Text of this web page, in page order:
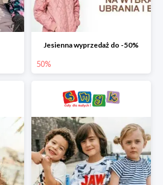
Jesienna wyprzedaż do -50%
50%